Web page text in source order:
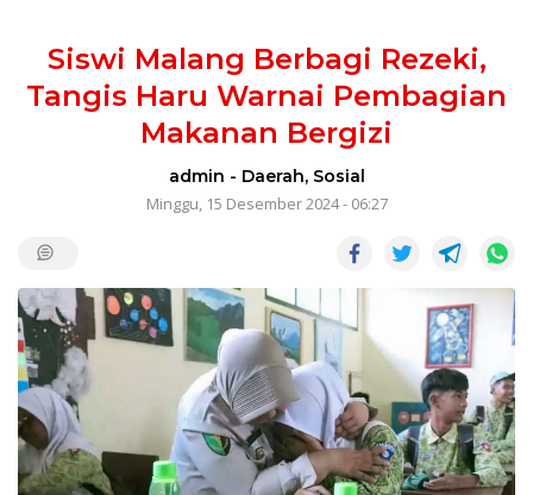
Siswi Malang Berbagi Rezeki,
Tangis Haru Warnai Pembagian
Makanan Bergizi
admin - Daerah, Sosial
Minggu, 15 Desember 2024 - 06:27